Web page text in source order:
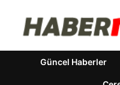
Güncel Haberler